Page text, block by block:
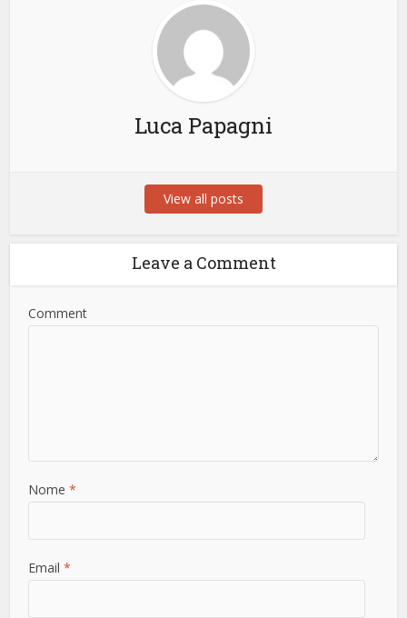
Luca Papagni
View all posts
Leave a Comment
Comment
Nome*
Email*